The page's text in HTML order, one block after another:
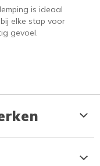
is ideaal
elke stap voor
gevoel.